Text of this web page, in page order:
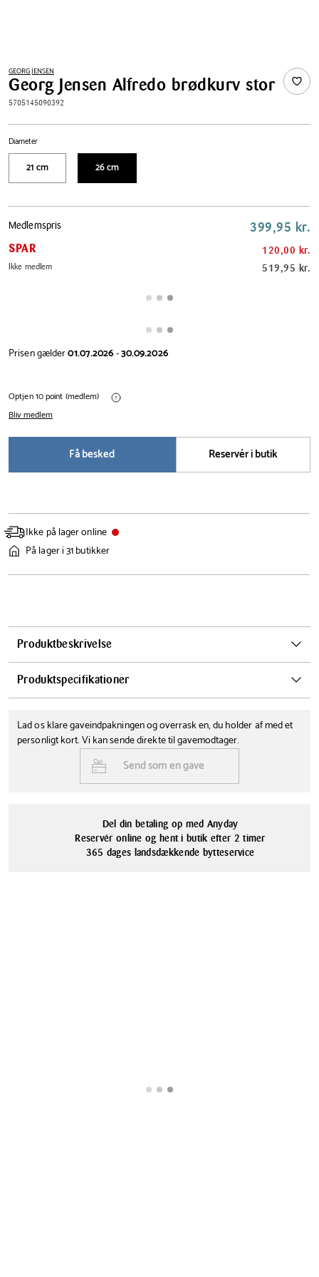
GEORG JENSEN
Georg Jensen Alfredo brødkurv stor
5705145090392
Diameter
21 cm 26 cm
Pris
tabel
Medlemspris 399,95 kr.
SPAR 120,00 kr.
Ikke medlem 519,95 kr.
Prisen gælder01.07.2026-30.09.2026
Optjen 10 point (medlem)
Bliv medlem
Få besked Reservér i butik
Ikke på lager online
På lager i 31 butikker
Produktbeskrivelse
Georg Jensen Alfredo brødkurven bringer flot design ind i hjemmet.
og fremstillet i rustrit stål. Ø26 cm.
Produktspecifikationer
26 cm Sølv
Tåler opvaskemaskine
Georg Jensen Alfredo
Lad os klare gaveindpakningen og overrask en, du holder af med et
personligt kort. Vi kan sende direkte til gavemodtager.
Send som en gave
Del din betaling op med Anyday
Reservér online og hent i butik efter 2 timer
365 dages landsdækkende bytteservice